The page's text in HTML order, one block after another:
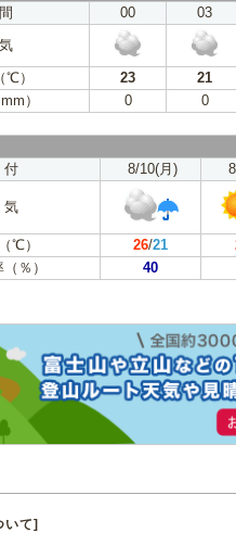
00 03
）
23 21
）
0 0
8/10(月)
℃） 26/21
％）
40
いて]